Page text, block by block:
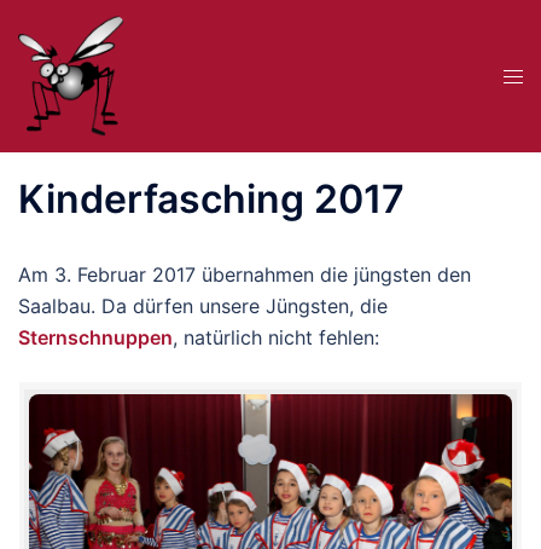
Inhalt
springen
Kinderfasching 2017
Am 3. Februar 2017 übernahmen die jüngsten den
Saalbau. Da dürfen unsere Jüngsten, die
Sternschnuppen, natürlich nicht fehlen: